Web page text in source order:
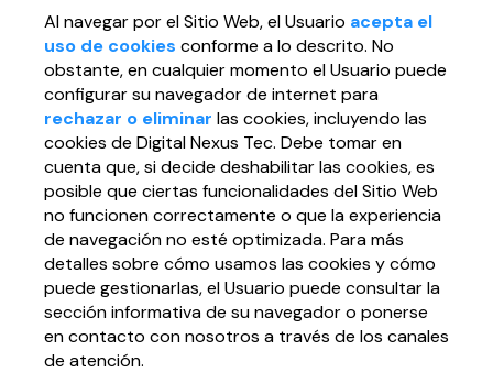
Al navegar por el Sitio Web, el Usuario acepta el
uso de cookies conforme a lo descrito. No
obstante, en cualquier momento el Usuario puede
configurar su navegador de internet para
rechazar o eliminar las cookies, incluyendo las
cookies de Digital Nexus Tec. Debe tomar en
cuenta que, si decide deshabilitar las cookies, es
posible que ciertas funcionalidades del Sitio Web
no funcionen correctamente o que la experiencia
de navegación no esté optimizada. Para más
detalles sobre cómo usamos las cookies y cómo
puede gestionarlas, el Usuario puede consultar la
sección informativa de su navegador o ponerse
en contacto con nosotros a través de los canales
de atención.